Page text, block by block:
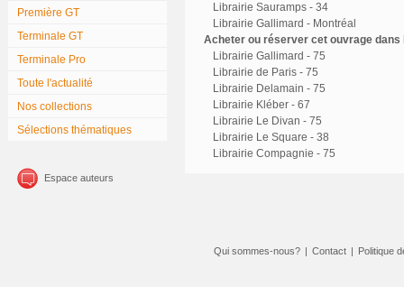
Première GT
Terminale GT
Terminale Pro
Toute l'actualité
Nos collections
Sélections thématiques
Espace auteurs
Librairie Sauramps - 34
Librairie Gallimard - Montréal
Acheter ou réserver cet ouvrage
Librairie Gallimard - 75
Librairie de Paris - 75
Librairie Delamain - 75
Librairie Kléber - 67
Librairie Le Divan - 75
Librairie Le Square - 38
Librairie Compagnie - 75
Qui sommes-nous? | Contact | Politique